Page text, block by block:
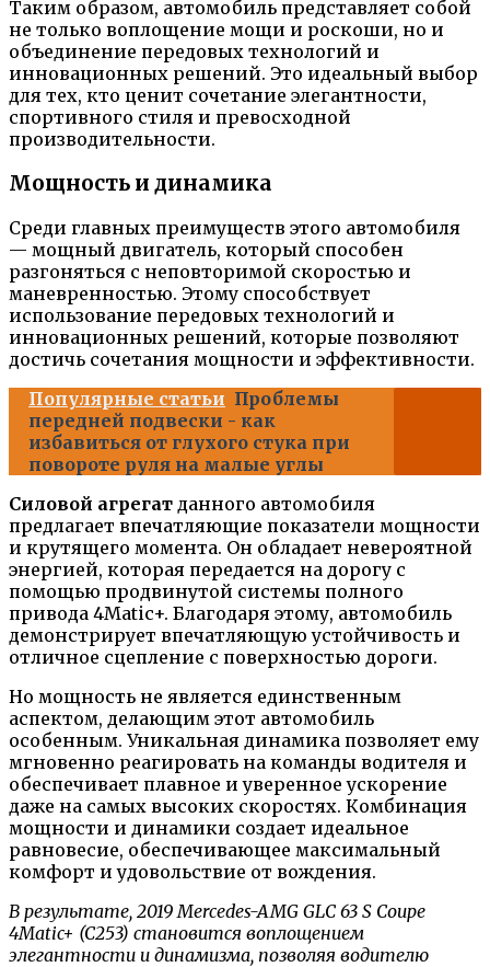
Таким образом, автомобиль представляет собой
не только воплощение мощи и роскоши, но и
объединение передовых технологий и
инновационных решений. Это идеальный выбор
для тех, кто ценит сочетание элегантности,
спортивного стиля и превосходной
производительности.
Мощность и динамика
Среди главных преимуществ этого автомобиля
— мощный двигатель, который способен
разгоняться с неповторимой скоростью и
маневренностью. Этому способствует
использование передовых технологий и
инновационных решений, которые позволяют
достичь сочетания мощности и эффективности.
Популярные статьи Проблемы
передней подвески - как
избавиться от глухого стука при
повороте руля на малые углы
Силовой агрегат данного автомобиля
предлагает впечатляющие показатели мощности
и крутящего момента. Он обладает невероятной
энергией, которая передается на дорогу с
помощью продвинутой системы полного
привода 4Matic+. Благодаря этому, автомобиль
демонстрирует впечатляющую устойчивость и
отличное сцепление с поверхностью дороги.
Но мощность не является единственным
аспектом, делающим этот автомобиль
особенным. Уникальная динамика позволяет ему
мгновенно реагировать на команды водителя и
обеспечивает плавное и уверенное ускорение
даже на самых высоких скоростях. Комбинация
мощности и динамики создает идеальное
равновесие, обеспечивающее максимальный
комфорт и удовольствие от вождения.
В результате, 2019 Mercedes-AMG GLC 63 S Coupe
4Matic+ (C253) становится воплощением
элегантности и динамизма, позволяя водителю